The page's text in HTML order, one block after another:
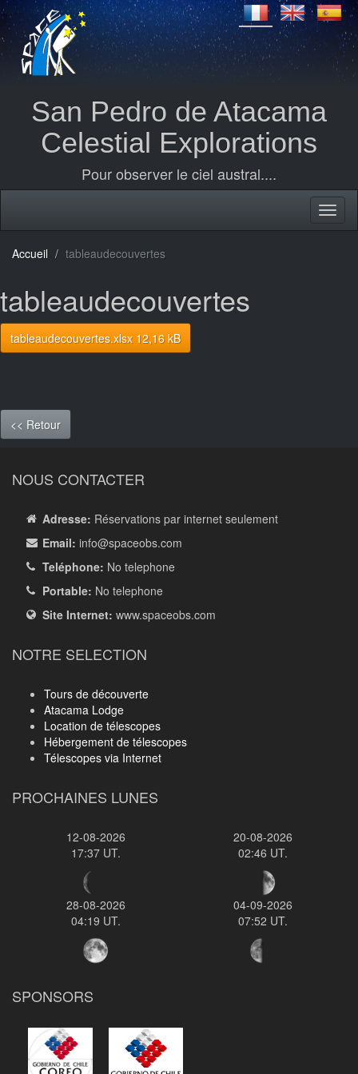
San Pedro de Atacama
Celestial Explorations
Pour observer le ciel austral....
Accueil tableaudecouvertes
tableaudecouvertes
tableaudecouvertes.xlsx 12,16 kB
<< Retour
NOUS CONTACTER
Adresse: Réservations par internet seulement
Email: info@spaceobs.com
Teléphone: No telephone
Portable: No telephone
Site Internet: www.spaceobs.com
NOTRE SELECTION
Tours de découverte
Atacama Lodge
Location de télescopes
Hébergement de télescopes
Télescopes via Internet
PROCHAINES LUNES
12-08-2026
17:37 UT.
20-08-2026
02:46 UT.
28-08-2026
04:19 UT.
04-09-2026
07:52 UT.
SPONSORS